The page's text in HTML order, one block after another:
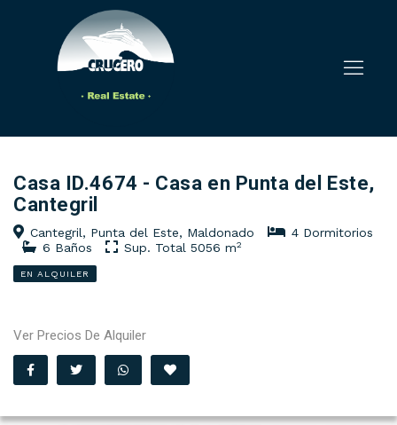
Casa ID.4674 - Casa en Punta del Este,
Cantegril
Cantegril, Punta del Este, Maldonado
4 Dormitorios
6 Baños
Sup. Total 5056 m2
EN ALQUILER
Ver Precios De Alquiler